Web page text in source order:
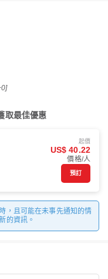
取最佳優惠
起價
US$ 40.22
價格/人
預訂
，且可能在未事先通知的情
的資訊。